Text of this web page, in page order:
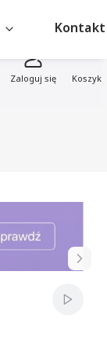
Zaloguj się Koszyk
Kontakt
Włącz